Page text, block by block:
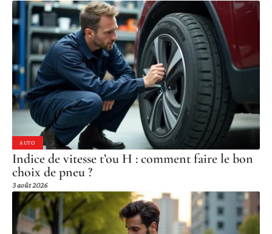
AUTO
Indice de vitesse t’ou H : comment faire le bon
choix de pneu ?
3 août 2026